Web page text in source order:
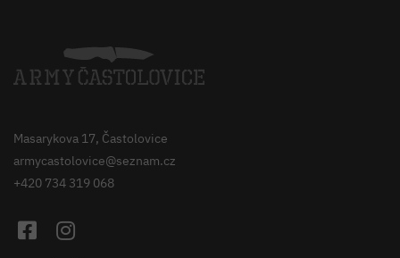
Masarykova 17, Častolovice
armycastolovice@seznam.cz
+420 734 319 068